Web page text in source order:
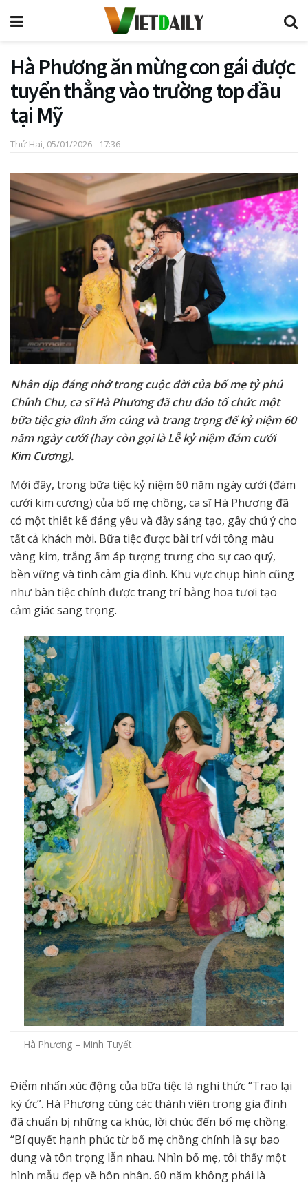
Hà Phương ăn mừng con gái được
tuyển thẳng vào trường top đầu
tại Mỹ
Thứ Hai, 05/01/2026 - 17:36
Nhân dịp đáng nhớ trong cuộc đời của bố mẹ tỷ phú
Chính Chu, ca sĩ Hà Phương đã chu đáo tổ chức một
bữa tiệc gia đình ấm cúng và trang trọng để kỷ niệm 60
năm ngày cưới (hay còn gọi là Lễ kỷ niệm đám cưới
Kim Cương).
Mới đây, trong bữa tiệc kỷ niệm 60 năm ngày cưới (đám
cưới kim cương) của bố mẹ chồng, ca sĩ Hà Phương đã
có một thiết kế đáng yêu và đầy sáng tạo, gây chú ý cho
tất cả khách mời. Bữa tiệc được bài trí với tông màu
vàng kim, trắng ấm áp tượng trưng cho sự cao quý,
bền vững và tình cảm gia đình. Khu vực chụp hình cũng
như bàn tiệc chính được trang trí bằng hoa tươi tạo
cảm giác sang trọng.
Hà Phương – Minh Tuyết
Điểm nhấn xúc động của bữa tiệc là nghi thức “Trao lại
ký ức”. Hà Phương cùng các thành viên trong gia đình
đã chuẩn bị những ca khúc, lời chúc đến bố mẹ chồng.
“Bí quyết hạnh phúc từ bố mẹ chồng chính là sự bao
dung và tôn trọng lẫn nhau. Nhìn bố mẹ, tôi thấy một
hình mẫu đẹp về hôn nhân. 60 năm không phải là